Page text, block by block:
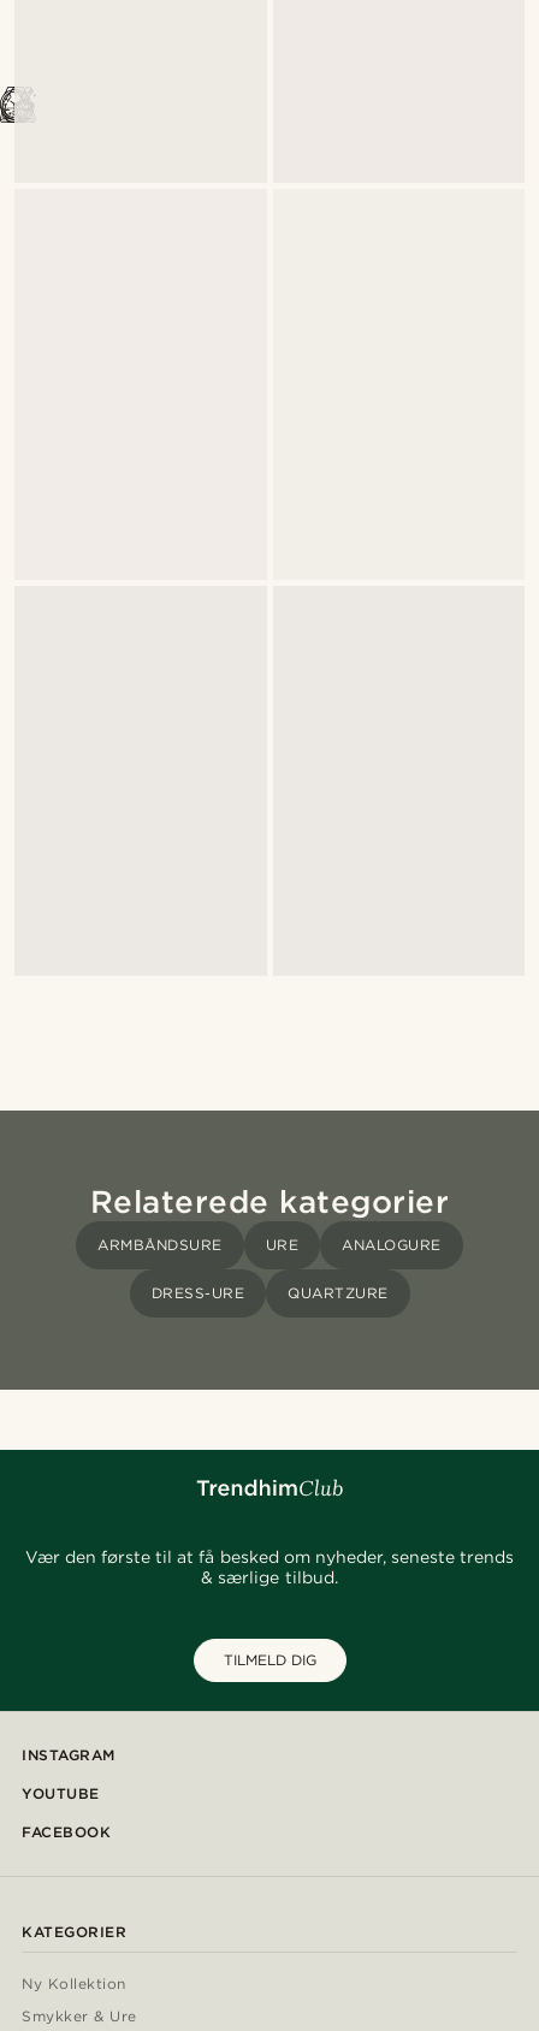
Relaterede kategorier
ARMBÅNDSURE URE ANALOGURE
DRESS-URE QUARTZURE
Vær den første til at få besked om nyheder, seneste trends
& særlige tilbud.
TILMELD DIG
INSTAGRAM
YOUTUBE
FACEBOOK
KATEGORIER
Ny Kollektion
Smykker & Ure